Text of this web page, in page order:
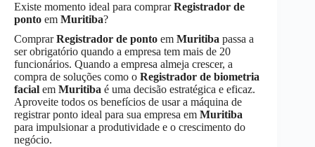
Existe momento ideal para comprarRegistrador de
ponto em Muritiba?
ComprarRegistrador de ponto em Muritiba passa a
ser obrigatório quando a empresa tem mais de 20
funcionários. Quando a empresa almeja crescer, a
compra de soluções como o Registrador de biometria
facial em Muritiba é uma decisão estratégica e eficaz.
Aproveite todos os benefícios de usar a máquina de
registrar ponto ideal para sua empresa em Muritiba
para impulsionar a produtividade e o crescimento do
negócio.